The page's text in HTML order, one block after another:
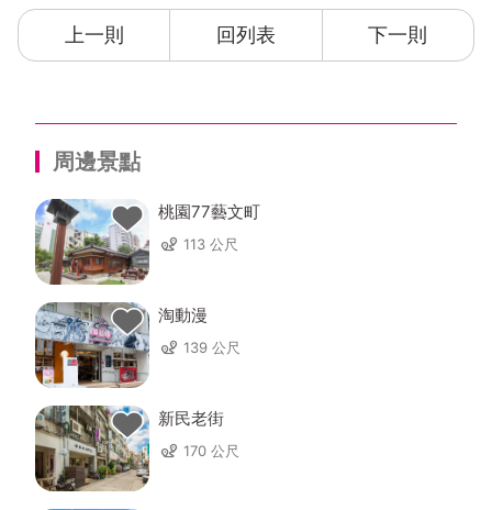
上一則 回列表 下一則
周邊景點
桃園77藝文町
113 公尺
淘動漫
139 公尺
新民老街
170 公尺